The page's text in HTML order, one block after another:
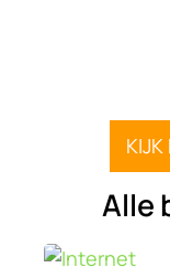
KIJK
Alle